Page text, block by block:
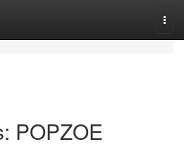
POPZOE